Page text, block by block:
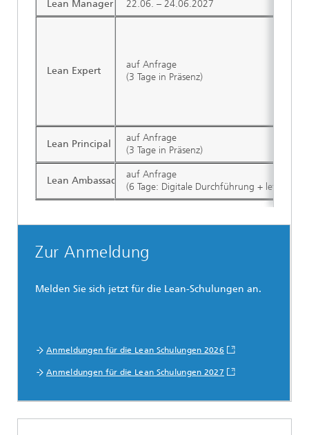
22.06. – 24.06.2027
auf Anfrage
(3 Tage in Präsenz)
auf Anfrage
(3 Tage in Präsenz)
auf Anfrage
(6 Tage: Digitale Durchführung + letzter
Lean Manager (1. Kurstermin)
Lean Expert
Lean Principal
Lean Ambassador
Zur Anmeldung
Melden Sie sich jetzt für die Lean-Schulungen an.
Anmeldungen für die Lean Schulungen 2026
Anmeldungen für die Lean Schulungen 2027